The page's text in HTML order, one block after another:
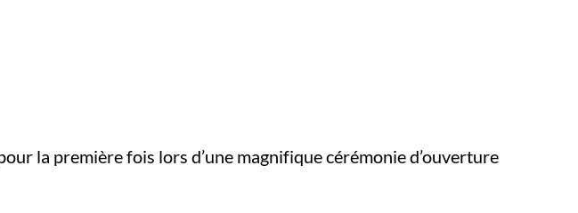
la première fois lors d’une magnifique cérémonie d’ouverture